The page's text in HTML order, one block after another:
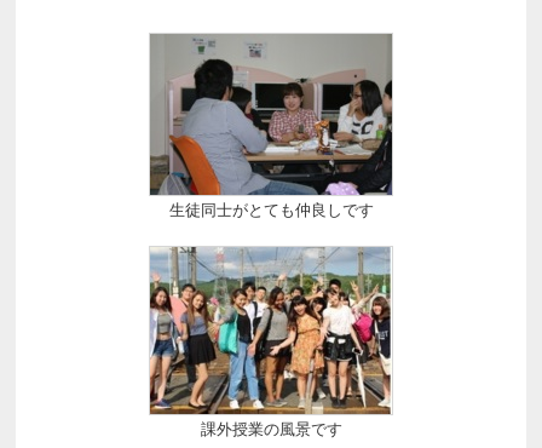
生徒同士がとても仲良しです
課外授業の風景です